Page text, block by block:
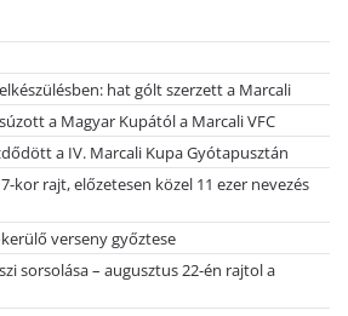
hat gólt szerzett a Marcali
a Magyar Kupától a Marcali VFC
a IV. Marcali Kupa Gyótapusztán
kor rajt, előzetesen közel 11 ezer nevezés
verseny győztese
sorsolása – augusztus 22-én rajtol a